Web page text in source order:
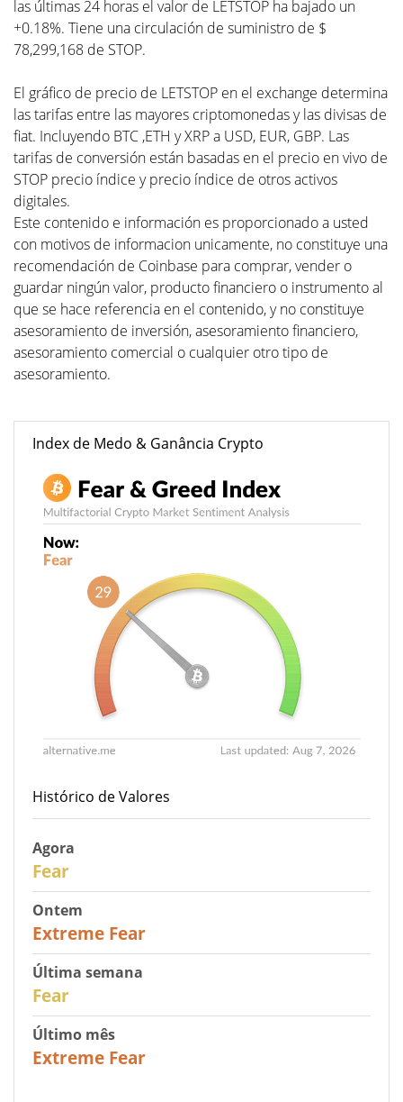
las últimas 24 horas el valor de LETSTOP ha bajado un
+0.18%. Tiene una circulación de suministro de $
78,299,168 de STOP.
El gráfico de precio de LETSTOP en el exchange determina
las tarifas entre las mayores criptomonedas y las divisas de
fiat. Incluyendo BTC ,ETH y XRP a USD, EUR, GBP. Las
tarifas de conversión están basadas en el precio en vivo de
STOP precio índice y precio índice de otros activos
digitales.
Este contenido e información es proporcionado a usted
con motivos de informacion unicamente, no constituye una
recomendación de Coinbase para comprar, vender o
guardar ningún valor, producto financiero o instrumento al
que se hace referencia en el contenido, y no constituye
asesoramiento de inversión, asesoramiento financiero,
asesoramiento comercial o cualquier otro tipo de
asesoramiento.
Index de Medo & Ganância Crypto
Histórico de Valores
Agora
Fear
Ontem
Extreme Fear
Última semana
Fear
Último mês
Extreme Fear